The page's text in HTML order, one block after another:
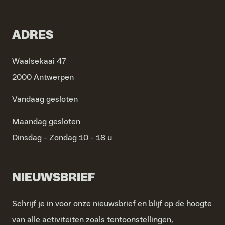
ADRES
Waalsekaai 47
2000 Antwerpen
Vandaag gesloten
Maandag gesloten
Dinsdag - Zondag 10 - 18 u
NIEUWSBRIEF
Schrijf je in voor onze nieuwsbrief en blijf op de hoogte
van alle activiteiten zoals tentoonstellingen,